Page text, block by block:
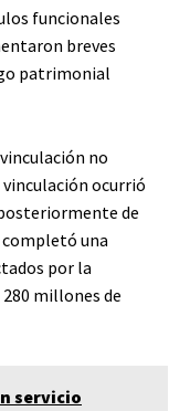
funcionales
breves
patrimonial
no
vinculación ocurrió
de
completó una
por la
280 millones de
servicio